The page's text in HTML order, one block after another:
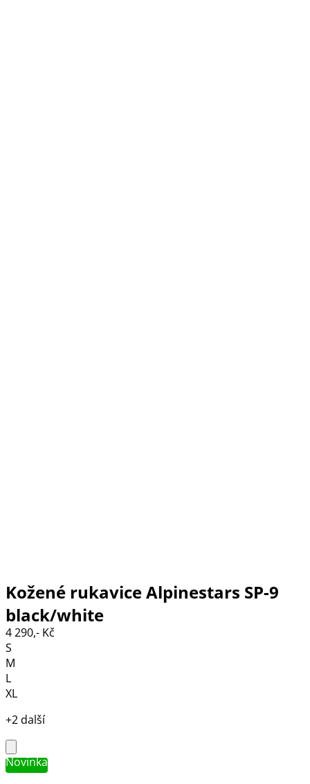
Kožené rukavice Alpinestars SP-9
black/white
4 290,- Kč
S
M
L
XL
+2 další
Novinka